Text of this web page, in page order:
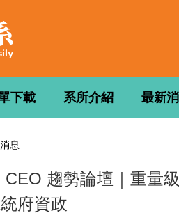
下載 系所介紹 最新
息
CEO 趨勢論壇｜重量
府資政